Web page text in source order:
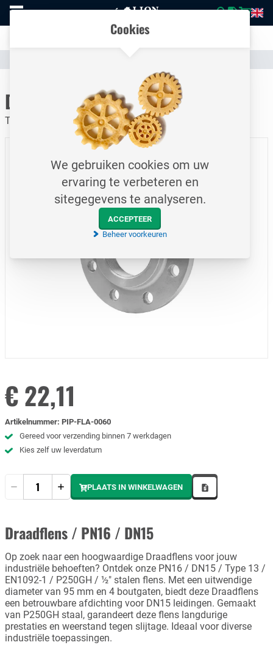
Naar
homepage
Transparante communicatie over kosten en verzendstatus
Draadflens / PN16 / DN15
Type 13 / EN1092-1 / P250GH / ½"
€ 22,11
Artikelnummer: PIP-FLA-0060
Gereed voor verzending binnen 7 werkdagen
Kies zelf uw leverdatum
PLAATS IN WINKELWAGEN
Draadflens / PN16 / DN15
Op zoek naar een hoogwaardige Draadflens voor jouw
industriële behoeften? Ontdek onze PN16 / DN15 / Type 13 /
EN1092-1 / P250GH / ½" stalen flens. Met een uitwendige
diameter van 95 mm en 4 boutgaten, biedt deze Draadflens
een betrouwbare afdichting voor DN15 leidingen. Gemaakt
van P250GH staal, garandeert deze flens langdurige
prestaties en weerstand tegen slijtage. Ideaal voor diverse
industriële toepassingen.
Cookies
We gebruiken cookies om uw
ervaring te verbeteren en
sitegegevens te analyseren.
ACCEPTEER
Beheer voorkeuren